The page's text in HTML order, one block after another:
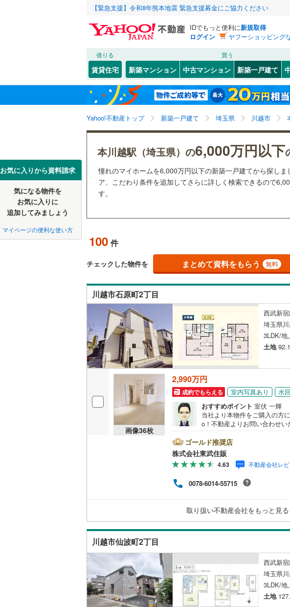
【緊急支援】令和8年熊本地震 緊急支援募金にご協力ください
IDでもっと便利に新規取得
ログイン
ヤフーショッピング
借りる
賃貸住宅
買う
新築マンション 中古マンション 新築一戸建て
Yahoo!不動産トップ 新築一戸建て 埼玉県 川越市
お気に入りから資料請求
気になる物件を
お気に入りに
追加してみましょう
マイページの便利な使い方
本川越駅（埼玉県）の6,000万円以下
憧れのマイホームを6,000万円以下の新築一戸建てから探し
ア、こだわり条件を追加してさらに詳しく検索できるので
す。
100 件
チェックした物件を まとめて資料をもらう 無料
川越市石原町2丁目
西武新
埼玉県
3LDK/地
土地
画像36枚
2,990万円
成約でもらえる 室内写真あり
水
おすすめポイント 室伏 一輝
当社より本物件をご購入の方
o！不動産よりお問い合わせ
話でのお問い合わせがスムー
売却プランがございます。お
ス2台可（車種による）●閑静
ーム（当社でも再販事業を行
ます。）（2）注文住宅のご
ので、ご予算・ご希望に合っ
不動産情報を豊富に取り揃
る］をクリック（2）本日～4
望日時をご記入ください！
ゴールド推奨店
株式会社東武住販
4.63 不動産会社レ
0078-6014-55715
取り扱い不動産会社をもっと見る
川越市仙波町2丁目
西武新
埼玉県
3LDK/地
土地
北海道 北海道
東北 青森 岩手
関東 東京 神奈川
長野
東海 愛知 岐阜
中国 鳥取 島根
四国
福岡 佐賀
該当物件0件 この
該当物件0件 この
該当物件0件
JR 函館本線(3)
石勝線(0)
根室本線(0)
石北本線
(0)
常磐線(1,176)
高崎線(1,388)
両毛線(351)
大湊線(0)
男鹿線(0
羽越本線
5)
飯山線(0
湘南新宿ライン（宇都宮～逗子）
(1,912)
外房線
成田線(232)
東金線
39 )
南武線(458)
五日市線(248)
篠ノ井線(14)
伊東線(1)
身延線( 136
武豊線
149)
該当物件0件 この
(0) (0) (0) (5)
(7) (12 ) (20) (52) (69
該当物件0件
こだわり条件 設備
床暖房（0）
駐車場2台以上（78）
ＴＶモニタ付インターホン
（74）
配置、向き、建ち方、日当たり
前道6m以上 （48）
LD
（78）
長期優良住宅（60
立地
最寄りの駅が始発駅（43）
間取り、居室全体
吹き抜け （10）
二世帯向け（0
サービスルーム（納戸）
（10）
独立型キッチン（0）
浴室乾燥機あり（92）
バルコニー、庭
該当物件0件
この検索条件の新
本川越駅、
閉じる
閉じる